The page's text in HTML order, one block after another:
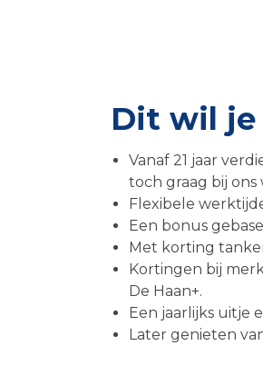
Dit wil je
Vanaf 21 jaar
toch graag bij ons
Flexibele
Een bonus
Met korting
Kortingen bij
De Haan+.
Een jaarlijks uitje
Later genieten